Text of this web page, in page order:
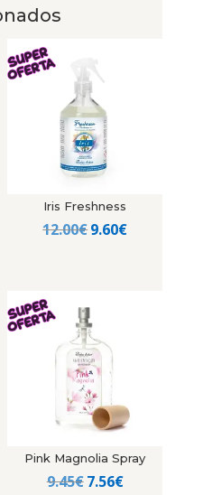
Iris Freshness
12.00€El
12.00€.
9.60€El
Pink Magnolia Spray
9.45€El
7.56€El